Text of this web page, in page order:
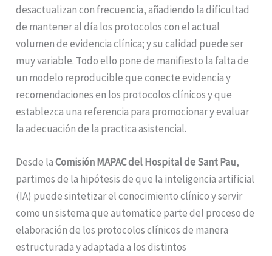
desactualizan con frecuencia, añadiendo la dificultad
de mantener al día los protocolos con el actual
volumen de evidencia clínica; y su calidad puede ser
muy variable. Todo ello pone de manifiesto la falta de
un modelo reproducible que conecte evidencia y
recomendaciones en los protocolos clínicos y que
establezca una referencia para promocionar y evaluar
la adecuación de la practica asistencial.
Desde laComisión MAPAC del Hospital de Sant Pau,
partimos de la hipótesis de que la inteligencia artificial
(IA) puede sintetizar el conocimiento clínico y servir
como un sistema que automatice parte del proceso de
elaboración de los protocolos clínicos de manera
estructurada y adaptada a los distintos